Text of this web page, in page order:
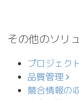
その他のソリ
プロジェク
品質管理
競合情報の